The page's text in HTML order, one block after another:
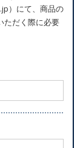
）にて、商品の
ただく際に必要